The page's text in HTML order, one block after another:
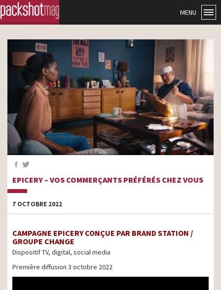
MENU
EPICERY – VOS COMMERÇANTS PRÉFÉRÉS CHEZ VOUS
7 OCTOBRE 2022
CAMPAGNE EPICERY CONÇUE PAR BRAND STATION /
GROUPE CHANGE
Dispositif TV, digital, social media
Première diffusion 3 octobre 2022